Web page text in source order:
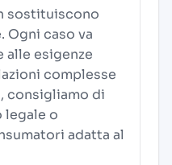
sostituiscono
Ogni caso va
alle esigenze
complesse
consigliamo di
legale o
adatta al